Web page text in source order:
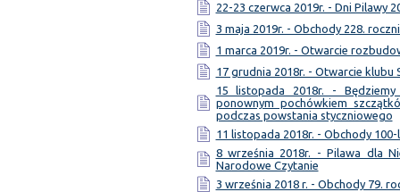
22-23 czerwca 2019r. - Dni Pilawy
3 maja 2019r. - Obchody 228.
1 marca 2019r. - Otwarcie
17 grudnia 2018r. - Otwarcie klubu
15 listopada 2018r. -
ponownym pochówkiem
podczas powstania styczniowego
11 listopada 2018r. - Obchody
8 września 2018r. - Pilawa dla
Narodowe Czytanie
3 września 2018 r. - Obchody 79.